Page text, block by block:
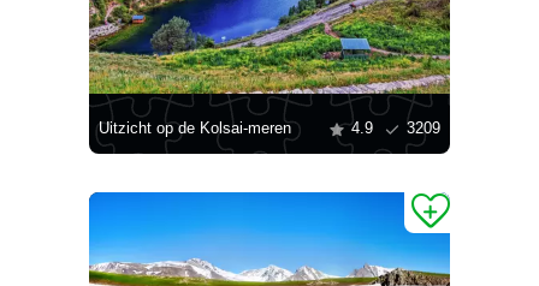
Uitzicht op de Kolsai-meren 4.9 3209